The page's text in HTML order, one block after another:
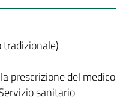
prescrizione del medico
sanitario